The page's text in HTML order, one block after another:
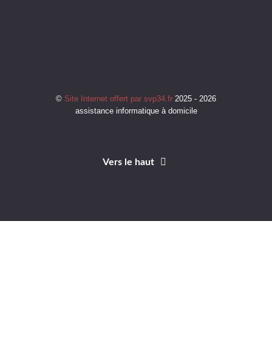
© Site Internet offert par svp34.fr 2025 - 2026
assistance informatique à domicile
Vers le haut